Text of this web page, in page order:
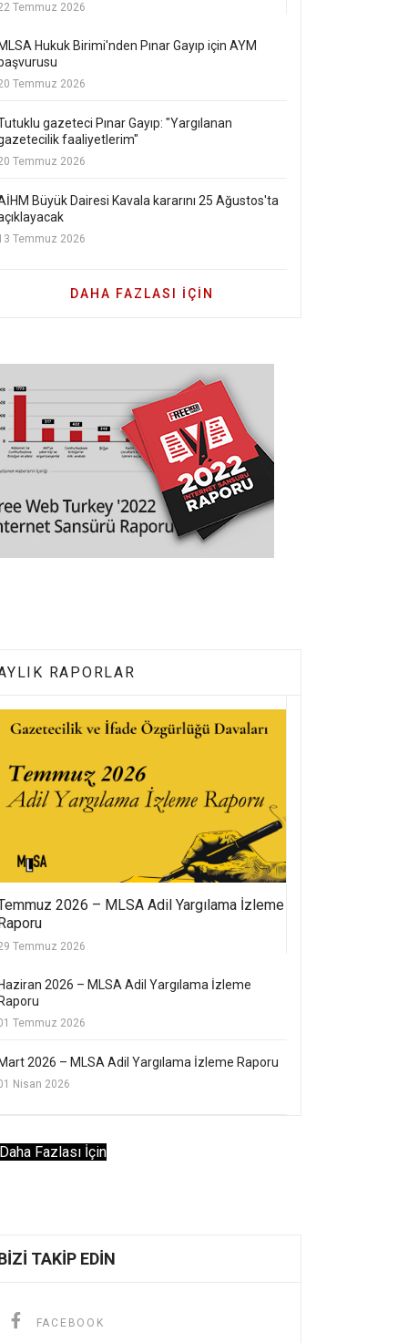
Temmuz 2026
MLSA Hukuk Birimi'nden Pınar Gayıp için AYM
başvurusu
Temmuz 2026
gazeteci Pınar Gayıp: "Yargılanan
faaliyetlerim"
Temmuz 2026
Büyük Dairesi Kavala kararını 25 Ağustos'ta
Temmuz 2026
DAHA FAZLASI IÇIN
RAPORLAR
2026 – MLSA Adil Yargılama İzleme
Raporu
Temmuz 2026
Haziran 2026 – MLSA Adil Yargılama İzleme
Raporu
Temmuz 2026
Mart 2026 – MLSA Adil Yargılama İzleme Raporu
Nisan 2026
Daha Fazlası İçin
TAKIP EDIN
FACEBOOK